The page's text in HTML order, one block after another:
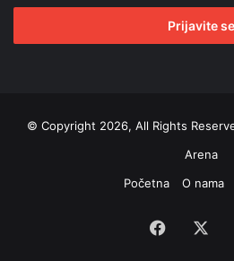
adresu
© Copyright 2026, All Rights
Arena
Početna
O nama